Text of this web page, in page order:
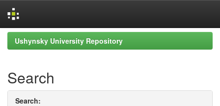
Skip
navigation
Ushynsky University Repository
Search
Search: